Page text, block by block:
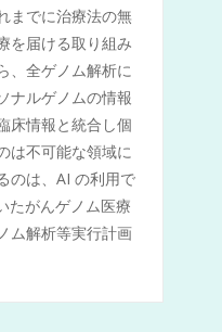
までに治療法の無
を届ける取り組み
、全ゲノム解析に
ナルゲノムの情報
床情報と統合し個
は不可能な領域に
のは、AI の利用で
たがんゲノム医療
ム解析等実行計画